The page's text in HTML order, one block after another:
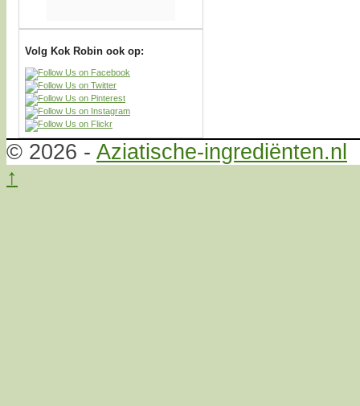
Volg Kok Robin ook op:
© 2026 - Aziatische-ingrediënten.nl
↑